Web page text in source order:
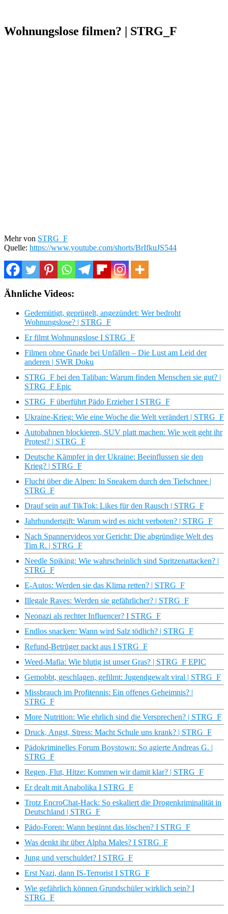
Wohnungslose filmen? | STRG_F
Mehr von STRG_F
Quelle: https://www.youtube.com/shorts/BrIfkuJS544
Ähnliche Videos:
Gedemütigt, geprügelt, angezündet: Wer bedroht
Wohnungslose? | STRG_F
Er filmt Wohnungslose I STRG_F
Filmen ohne Gnade bei Unfällen – Die Lust am Leid der
anderen | SWR Doku
STRG_F bei den Taliban: Warum finden Menschen sie gut? |
STRG_F Epic
STRG_F überführt Pädo Erzieher I STRG_F
Ukraine-Krieg: Wie eine Woche die Welt verändert | STRG_F
Autobahnen blockieren, SUV platt machen: Wie weit geht ihr
Protest? | STRG_F
Deutsche Kämpfer in der Ukraine: Beeinflussen sie den
Krieg? | STRG_F
Flucht über die Alpen: In Sneakern durch den Tiefschnee |
STRG_F
Drauf sein auf TikTok: Likes für den Rausch | STRG_F
Jahrhundertgift: Warum wird es nicht verboten? | STRG_F
Nach Spannervideos vor Gericht: Die abgründige Welt des
Tim R. | STRG_F
Needle Spiking: Wie wahrscheinlich sind Spritzenattacken? |
STRG_F
E-Autos: Werden sie das Klima retten? | STRG_F
Illegale Raves: Werden sie gefährlicher? | STRG_F
Neonazi als rechter Influencer? I STRG_F
Endlos snacken: Wann wird Salz tödlich? | STRG_F
Refund-Betrüger packt aus I STRG_F
Weed-Mafia: Wie blutig ist unser Gras? | STRG_F EPIC
Gemobbt, geschlagen, gefilmt: Jugendgewalt viral | STRG_F
Missbrauch im Profitennis: Ein offenes Geheimnis? |
STRG_F
More Nutrition: Wie ehrlich sind die Versprechen? | STRG_F
Druck, Angst, Stress: Macht Schule uns krank? | STRG_F
Pädokriminelles Forum Boystown: So agierte Andreas G. |
STRG_F
Regen, Flut, Hitze: Kommen wir damit klar? | STRG_F
Er dealt mit Anabolika I STRG_F
Trotz EncroChat-Hack: So eskaliert die Drogenkriminalität in
Deutschland | STRG_F
Pädo-Foren: Wann beginnt das löschen? I STRG_F
Was denkt ihr über Alpha Males? I STRG_F
Jung und verschuldet? I STRG_F
Erst Nazi, dann IS-Terrorist I STRG_F
Wie gefährlich können Grundschüler wirklich sein? I
STRG_F